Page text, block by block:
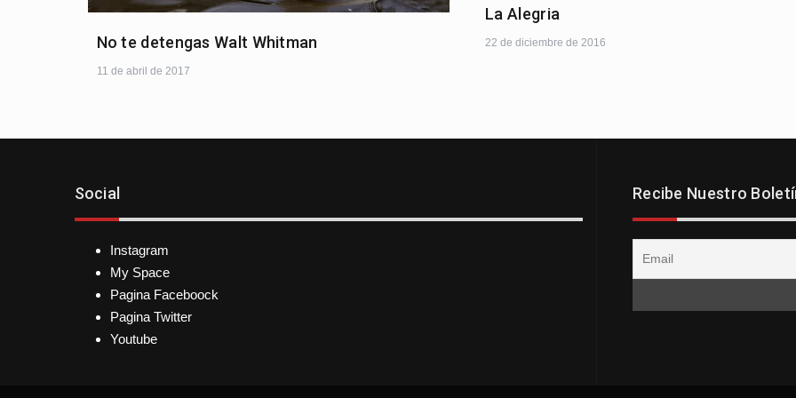
No te detengas Walt Whitman
11 de abril de 2017
La Alegria
22 de diciembre de 2016
Social
Instagram
My Space
Pagina Faceboock
Pagina Twitter
Youtube
Recibe Nuestro